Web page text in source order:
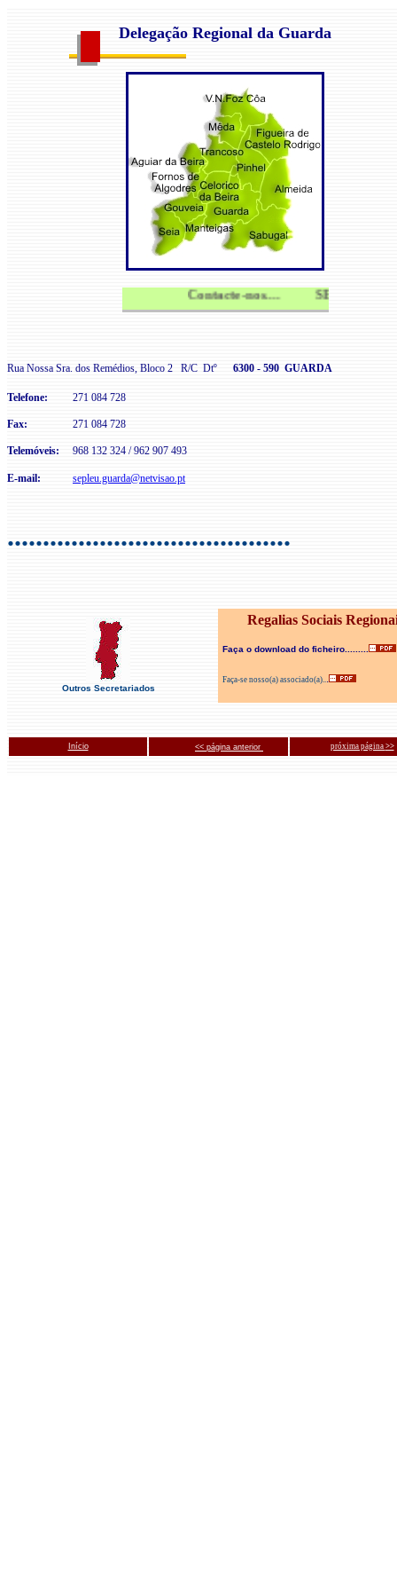
Delegação Regional da Guarda
Contacte-nos.... SEPLEU - O
Rua Nossa Sra. dos Remédios, Bloco 2 R/C Dtº 6300 - 590 GUARDA
Telefone: 271 084 728
Fax: 271 084 728
Telemóveis: 968 132 324 / 962 907 493
E-mail: sepleu.guarda@netvisao.pt
........................................
Outros Secretariados
Regalias Sociais
Faça o download do ficheiro.........
Faça-se nosso(a) associado(a)...
Início << página anterior próxima página >>